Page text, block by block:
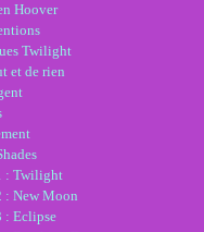
Hoover
Twilight
et de rien
: Twilight
: New Moon
: Eclipse